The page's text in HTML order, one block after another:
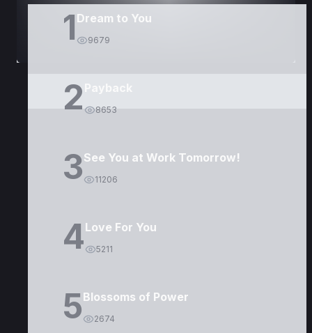
1 Dream to You
9679
2 Payback
8653
3See You at Work Tomorrow!
11206
4Love For You
5211
5Blossoms of Power
2674